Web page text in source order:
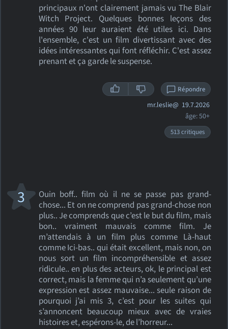
principaux n'ont clairement jamais vu The Blair
Witch Project. Quelques bonnes leçons des
années 90 leur auraient été utiles ici. Dans
l'ensemble, c'est un film divertissant avec des
idées intéressantes qui font réfléchir. C'est assez
prenant et ça garde le suspense.
Répondre
mr.leslie@ 19.7.2026
âge: 50+
513 critiques
Ouin boff.. film où il ne se passe pas grand-
chose... Et on ne comprend pas grand-chose non
plus.. Je comprends que c’est le but du film, mais
bon.. vraiment mauvais comme film. Je
m’attendais à un film plus comme Là-haut
comme Ici-bas.. qui était excellent, mais non, on
nous sort un film incompréhensible et assez
ridicule.. en plus des acteurs, ok, le principal est
correct, mais la femme qui n’a seulement qu’une
expression est assez mauvaise... seule raison de
pourquoi j’ai mis 3, c’est pour les suites qui
s’annoncent beaucoup mieux avec de vraies
histoires et, espérons-le, de l’horreur...
3